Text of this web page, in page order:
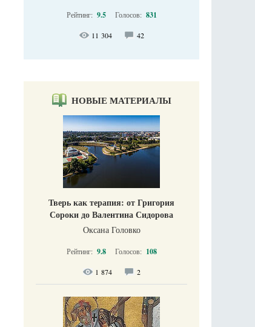
Рейтинг: 9.5 Голосов: 831
11 304 42
НОВЫЕ МАТЕРИАЛЫ
Тверь как терапия: от Григория
Сороки до Валентина Сидорова
Оксана Головко
Рейтинг: 9.8 Голосов: 108
1 874 2